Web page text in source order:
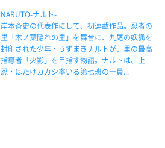
NARUTO-ナルト-
岸本斉史の代表作にして、初連載作品。忍者の
里「木ノ葉隠れの里」を舞台に、九尾の妖狐を
封印された少年・うずまきナルトが、里の最高
指導者「火影」を目指す物語。ナルトは、上
忍・はたけカカシ率いる第七班の一員...